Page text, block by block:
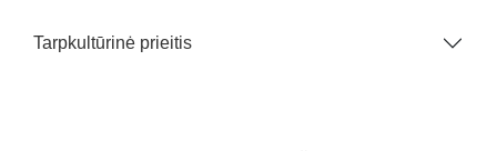
Tarpkultūrinė prieitis